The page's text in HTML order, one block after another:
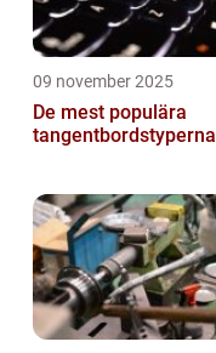
09 november 2025
De mest populära
tangentbordstyperna